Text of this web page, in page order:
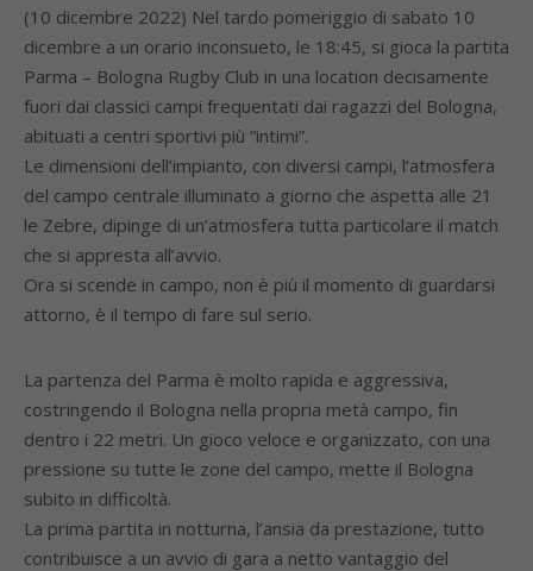
(10 dicembre 2022) Nel tardo pomeriggio di sabato 10
dicembre a un orario inconsueto, le 18:45, si gioca la partita
Parma – Bologna Rugby Club in una location decisamente
fuori dai classici campi frequentati dai ragazzi del Bologna,
abituati a centri sportivi più “intimi”.
Le dimensioni dell’impianto, con diversi campi, l’atmosfera
del campo centrale illuminato a giorno che aspetta alle 21
le Zebre, dipinge di un’atmosfera tutta particolare il match
che si appresta all’avvio.
Ora si scende in campo, non è più il momento di guardarsi
attorno, è il tempo di fare sul serio.
La partenza del Parma è molto rapida e aggressiva,
costringendo il Bologna nella propria metà campo, fin
dentro i 22 metri. Un gioco veloce e organizzato, con una
pressione su tutte le zone del campo, mette il Bologna
subito in difficoltà.
La prima partita in notturna, l’ansia da prestazione, tutto
contribuisce a un avvio di gara a netto vantaggio del